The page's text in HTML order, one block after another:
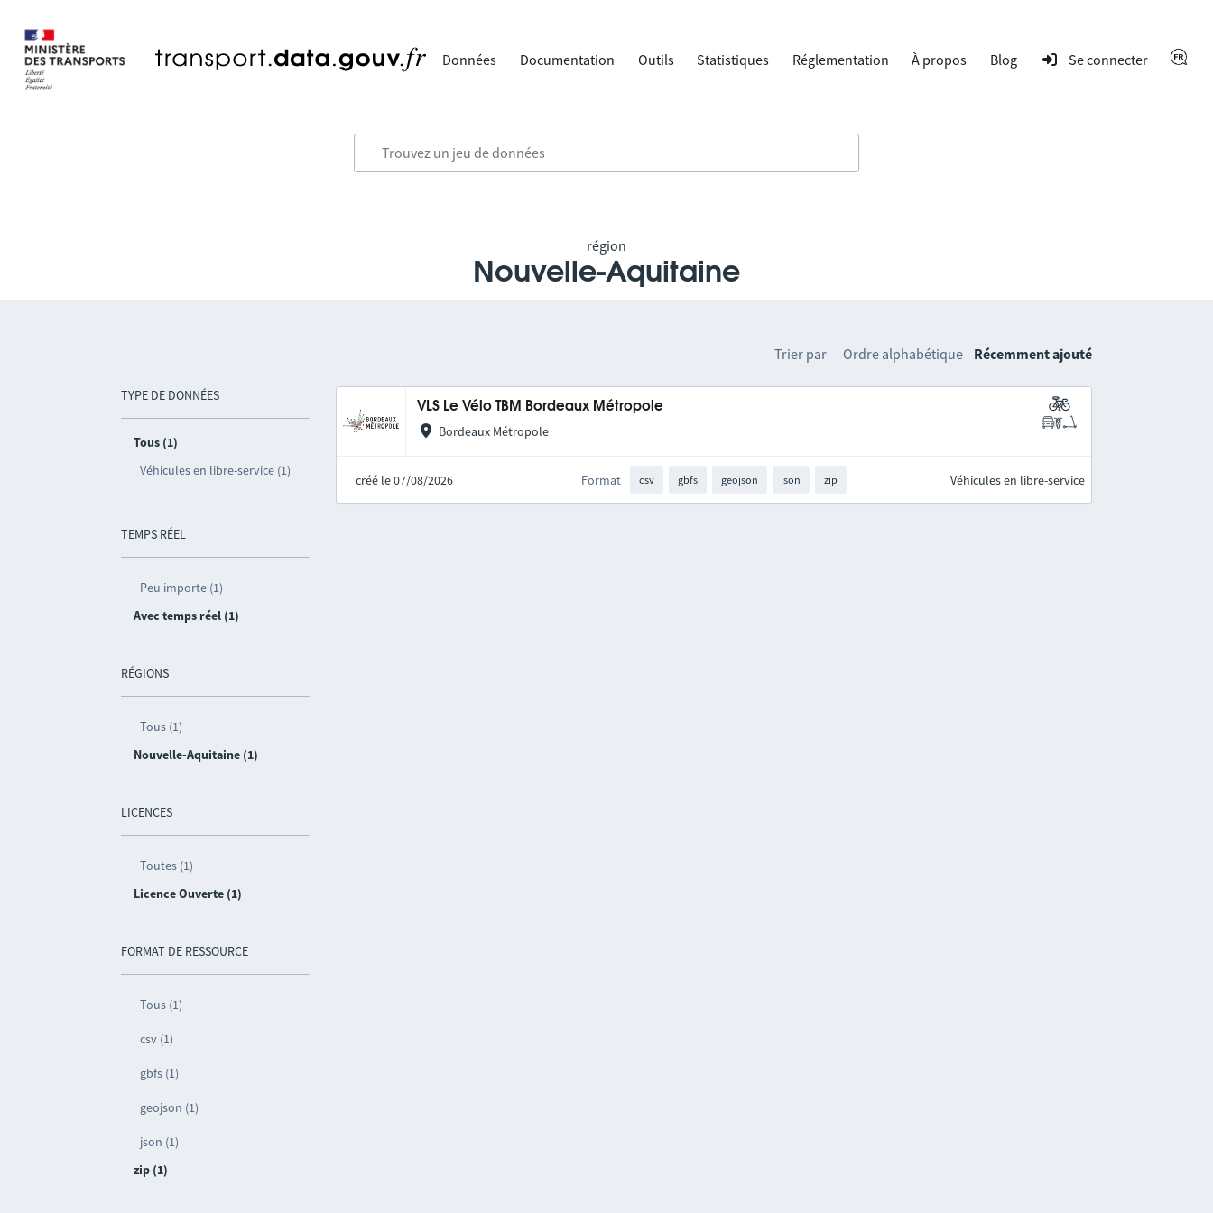
Données Documentation Outils Statistiques Réglementation À propos Blog Se connecter
région
Nouvelle-Aquitaine
TYPE DE DONNÉES
Tous (1)
Véhicules en libre-service (1)
TEMPS RÉEL
Peu importe (1)
Avec temps réel (1)
RÉGIONS
Tous (1)
Nouvelle-Aquitaine (1)
LICENCES
Toutes (1)
Licence Ouverte (1)
FORMAT DE RESSOURCE
Tous (1)
csv (1)
gbfs (1)
geojson (1)
json (1)
zip (1)
Trier par Ordre alphabétique Récemment ajouté
VLS Le Vélo TBM Bordeaux Métropole
Bordeaux Métropole
créé le 07/08/2026 Format csv gbfs geojson json zip Véhicules en libre-service